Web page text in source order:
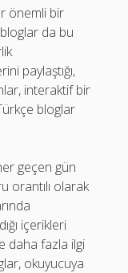
önemli bir
da bu
paylaştığı,
interaktif bir
bloglar
geçen gün
orantılı olarak
içerikleri
daha fazla ilgi
okuyucuya